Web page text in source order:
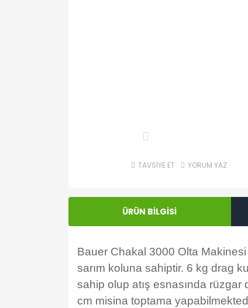
TAVSİYE ET YORUM YAZ
ÜRÜN BİLGİSİ
Bauer Chakal 3000 Olta
sarım koluna sahiptir. 6 kg drag
sahip olup atış esnasında
cm misina toptama